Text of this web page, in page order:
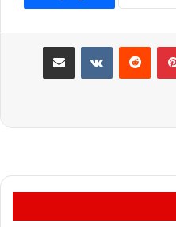
بينتيريست مشاركة عبر البريد